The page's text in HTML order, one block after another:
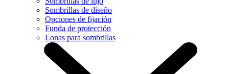
Sombrillas de diseño
Opciones de fijación
Funda de protección
Lonas para sombrillas